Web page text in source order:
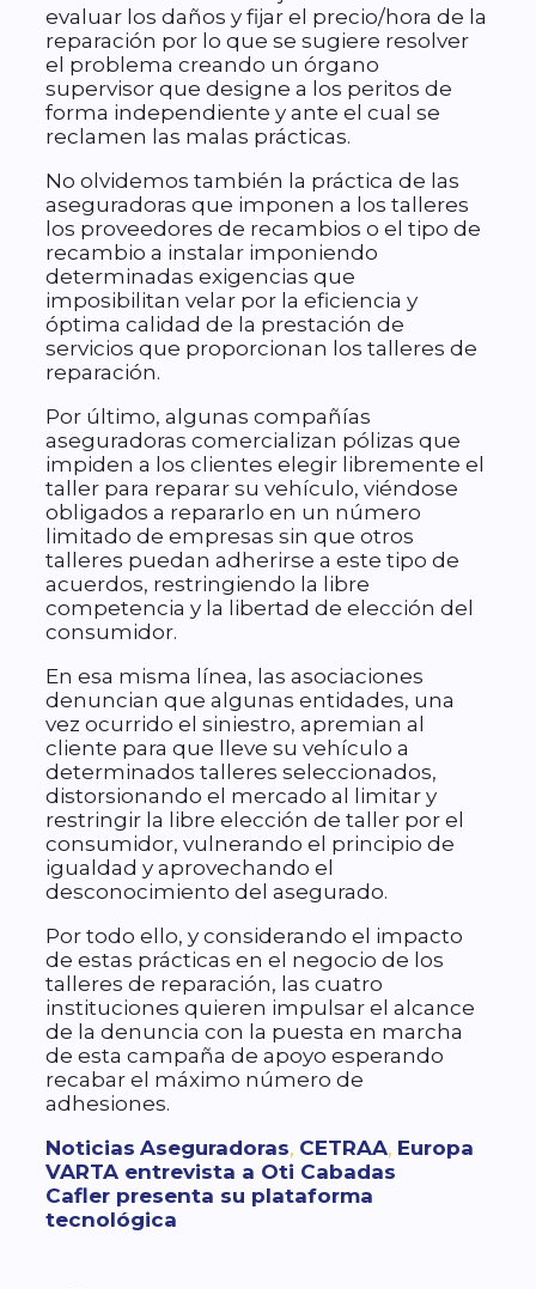
evaluar los daños y fijar el precio/hora de la
reparación por lo que se sugiere resolver
el problema creando un órgano
supervisor que designe a los peritos de
forma independiente y ante el cual se
reclamen las malas prácticas.
No olvidemos también la práctica de las
aseguradoras que imponen a los talleres
los proveedores de recambios o el tipo de
recambio a instalar imponiendo
determinadas exigencias que
imposibilitan velar por la eficiencia y
óptima calidad de la prestación de
servicios que proporcionan los talleres de
reparación.
Por último, algunas compañías
aseguradoras comercializan pólizas que
impiden a los clientes elegir libremente el
taller para reparar su vehículo, viéndose
obligados a repararlo en un número
limitado de empresas sin que otros
talleres puedan adherirse a este tipo de
acuerdos, restringiendo la libre
competencia y la libertad de elección del
consumidor.
En esa misma línea, las asociaciones
denuncian que algunas entidades, una
vez ocurrido el siniestro, apremian al
cliente para que lleve su vehículo a
determinados talleres seleccionados,
distorsionando el mercado al limitar y
restringir la libre elección de taller por el
consumidor, vulnerando el principio de
igualdad y aprovechando el
desconocimiento del asegurado.
Por todo ello, y considerando el impacto
de estas prácticas en el negocio de los
talleres de reparación, las cuatro
instituciones quieren impulsar el alcance
de la denuncia con la puesta en marcha
de esta campaña de apoyo esperando
recabar el máximo número de
adhesiones.
Categorías
Noticias Etiquetas
Aseguradoras, CETRAA, Europa
VARTA entrevista a Oti Cabadas
Cafler presenta su plataforma
tecnológica